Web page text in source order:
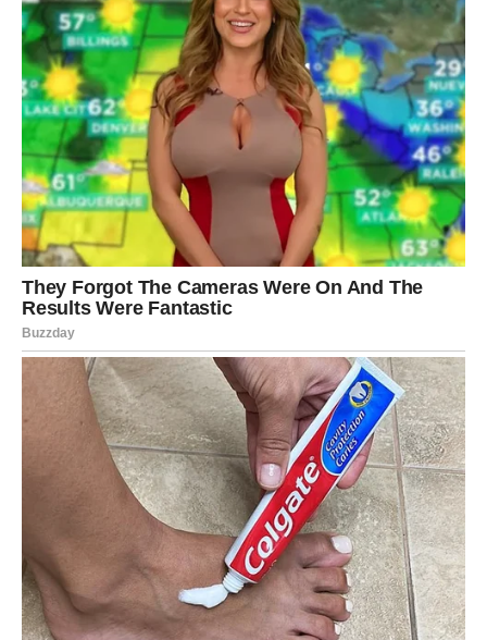
VODOLIJA
Tvoje srce želi prostor, ali i razumevanje. Ako si u vezi,
objasni partneru da ti treba sloboda, ali ne zato što bežiš
– već zato što tako funkcionišeš.
Slobodne Vodolije mogu upoznati nekoga neočekivano,
možda online ili kroz prijatelje. Hemija je mentalna pre
nego fizička.
RIBE
Emocije su duboke i nežne. Ako si u vezi, subota donosi
romantiku i potrebu za bliskošću. Moguće je pomirenje ili
razgovor koji briše stare sumnje.
Slobodne Ribe mogu doživeti susret koji izgleda
sudbinski. Neko će te gledati onako kako si oduvek želeo
da budeš gledan.